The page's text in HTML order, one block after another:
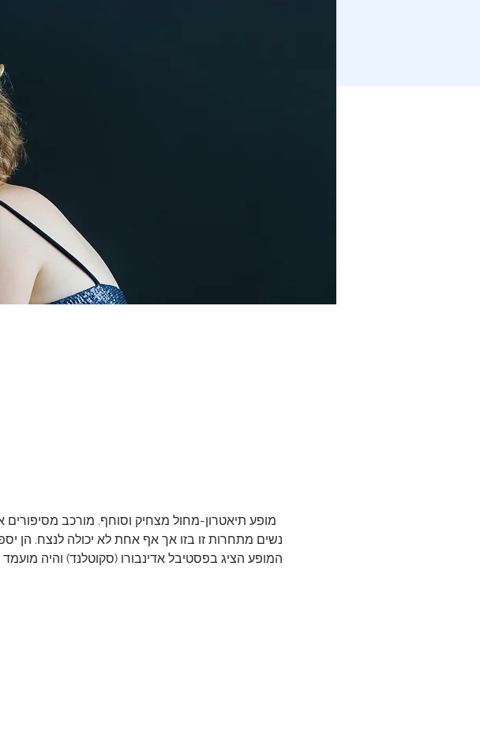
מופע תיאטרון-מחול מצחיק וסוחף. מורכב מסיפורים
נשים מתחרות זו בזו אך אף אחת לא יכולה לנצח. הן
המופע הציג בפסטיבל אדינבורו (סקוטלנד) והיה